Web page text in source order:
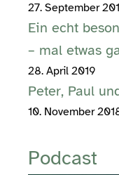
27. September
Ein echt
– mal etwas
28. April 2019
Peter, Paul
10. November
Podcast